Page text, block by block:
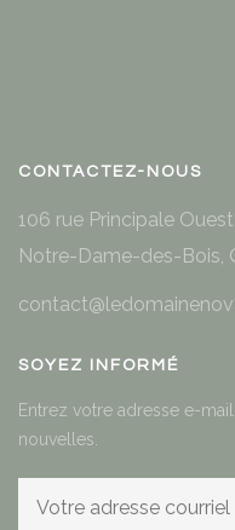
CONTACTEZ-NOUS
106 rue Principale Ouest,
Notre-Dame-des-Bois,
SOYEZ INFORMÉ
Entrez votre adresse e-
nouvelles.